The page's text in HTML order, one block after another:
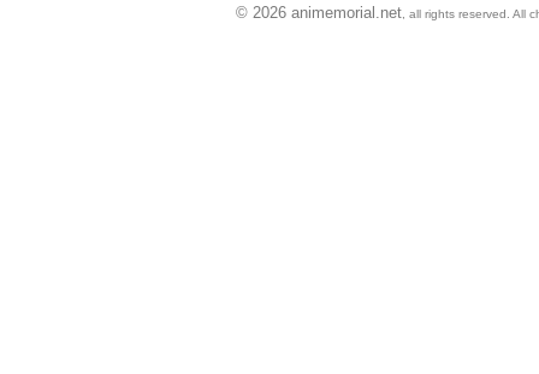
© 2026 animemorial.net, all rights reserved. All